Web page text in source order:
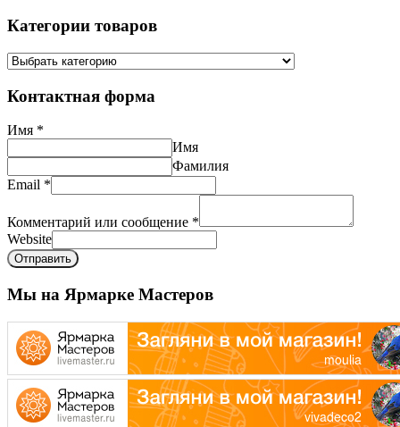
Категории товаров
Контактная форма
Имя *
Имя
Фамилия
Email *
Комментарий или сообщение *
Website
Отправить
Мы на Ярмарке Мастеров